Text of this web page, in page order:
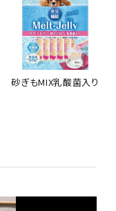
砂ぎもMIX乳酸菌入り